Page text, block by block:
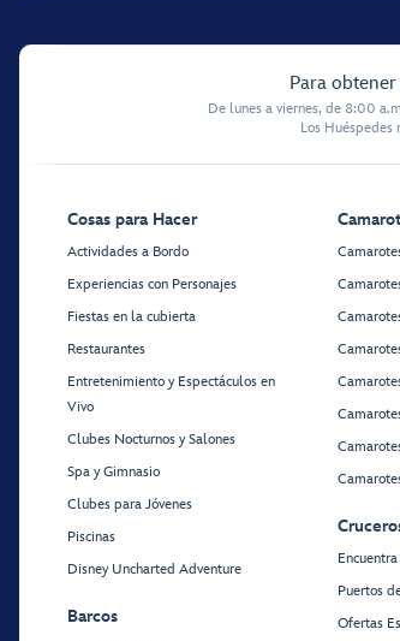
Para
De lunes a viernes, de 8:00
Los Huéspedes
Cosas para Hacer
Actividades a Bordo
Experiencias con Personajes
Fiestas en la cubierta
Restaurantes
Entretenimiento y Espectáculos en
Vivo
Clubes Nocturnos y Salones
Spa y Gimnasio
Clubes para Jóvenes
Piscinas
Disney Uncharted Adventure
Barcos
Puertos
Ofertas